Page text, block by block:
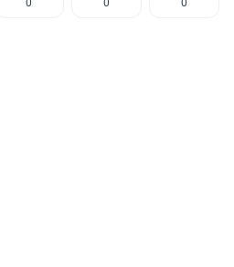
0 0 0